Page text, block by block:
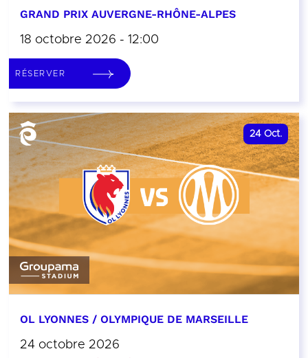
GRAND PRIX AUVERGNE-RHÔNE-ALPES
18 octobre 2026 - 12:00
RÉSERVER
24 Oct.
OL LYONNES / OLYMPIQUE DE MARSEILLE
24 octobre 2026